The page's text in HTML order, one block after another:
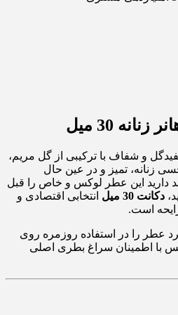
30 میل
و شفاف با ترکیبی از گل مریم،
زنانه، تمیز و در عین حال
دارید این عطر لوکس و خاص را قبل
دکانت 30 میل
انتخابی اقتصادی و
است.
عطر را در استفاده روزمره روی
با اطمینان سراغ بطری اصلی